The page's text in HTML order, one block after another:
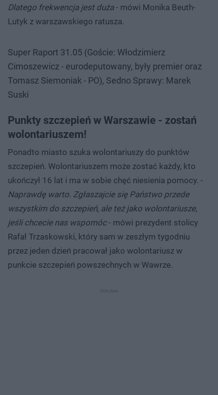
Dlatego frekwencja jest duża- mówi Monika Beuth-
Lutyk z warszawskiego ratusza.
Super Raport 31.05 (Goście: Włodzimierz
Cimoszewicz - eurodeputowany, były premier oraz
Tomasz Siemoniak - PO), Sedno Sprawy: Marek
Suski
Punkty szczepień w Warszawie - zostań
wolontariuszem!
Ponadto miasto szuka wolontariuszy do punktów
szczepień. Wolontariuszem może zostać każdy, kto
ukończył 16 lat i ma w sobie chęć niesienia pomocy. -
Naprawdę warto. Zgłaszajcie się Państwo przede
wszystkim do szczepień, ale też jako wolontariusze,
jeśli chcecie nas wspomóc- mówi prezydent stolicy
Rafał Trzaskowski, który sam w zeszłym tygodniu
przez jeden dzień pracował jako wolontariusz w
punkcie szczepień powszechnych w Wawrze.